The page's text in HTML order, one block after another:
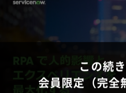
この続
会員限定（完全